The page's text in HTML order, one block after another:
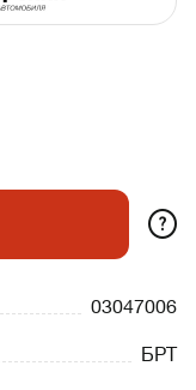
?
03047006
БРТ